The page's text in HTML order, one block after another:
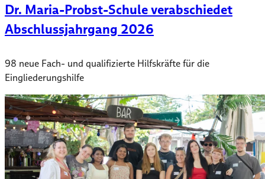
Dr. Maria-Probst-Schule verabschiedet
Abschlussjahrgang 2026
98 neue Fach- und qualifizierte Hilfskräfte für die
Eingliederungshilfe